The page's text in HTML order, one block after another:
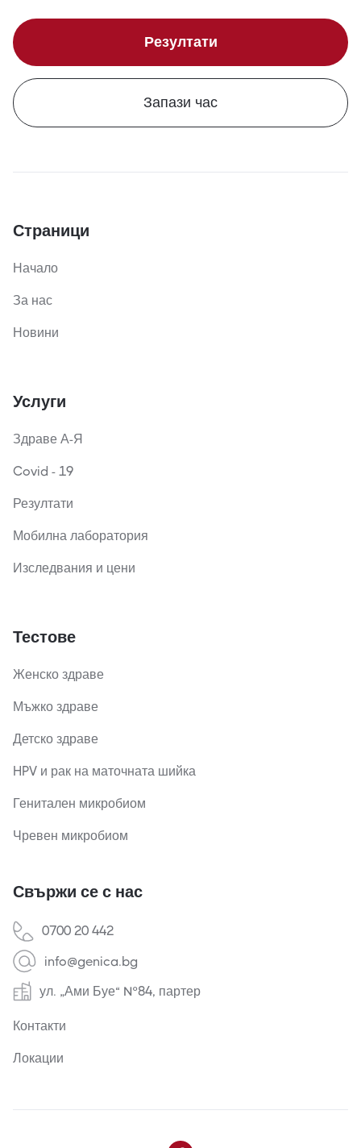
Резултати
Запази час
Страници
Начало
За нас
Новини
Услуги
Здраве А-Я
Covid - 19
Резултати
Мобилна лаборатория
Изследвания и цени
Тестове
Женско здраве
Мъжко здраве
Детско здраве
HPV и рак на маточната шийка
Генитален микробиом
Чревен микробиом
Свържи се с нас
0700 20 442
info@genica.bg
ул. „Ами Буе“ №84, партер
Контакти
Локации